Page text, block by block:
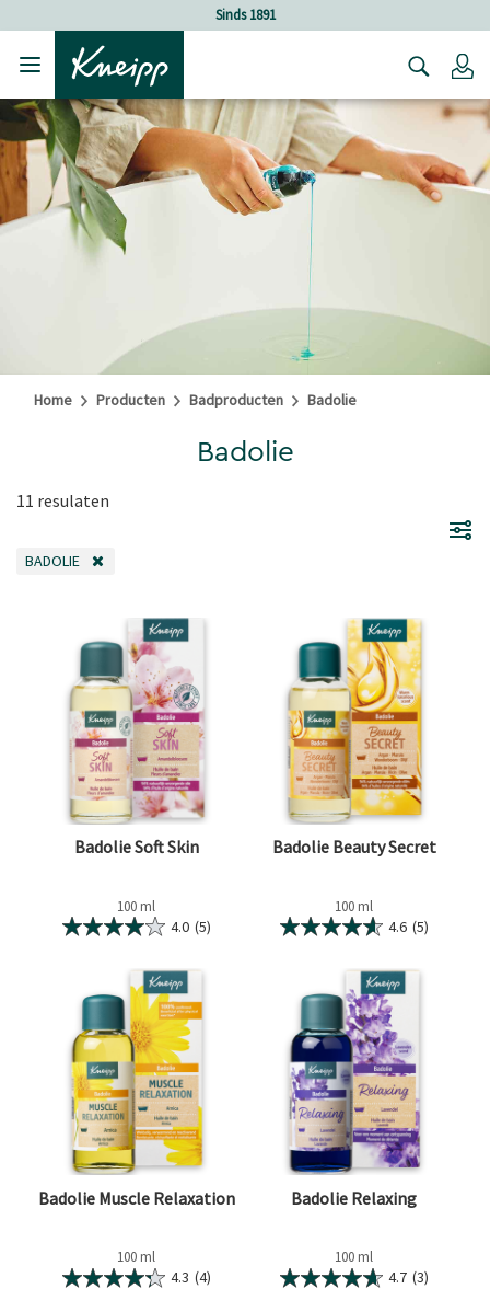
Verder gaan naar hoofdinhoud.
Sinds 1891
Home Producten Badproducten Badolie
Badolie
11 resulaten
BADOLIE
Badolie Soft Skin
100 ml
4.0 (5)
Badolie Beauty Secret
100 ml
4.6 (5)
Badolie Muscle Relaxation
100 ml
4.3 (4)
Badolie Relaxing
100 ml
4.7 (3)